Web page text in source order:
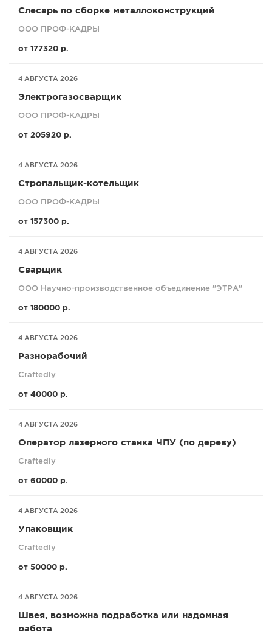
Слесарь по сборке металлоконструкций
ООО ПРОФ-КАДРЫ
от 177320 р.
4 АВГУСТА 2026
Электрогазосварщик
ООО ПРОФ-КАДРЫ
от 205920 р.
4 АВГУСТА 2026
Стропальщик-котельщик
ООО ПРОФ-КАДРЫ
от 157300 р.
4 АВГУСТА 2026
Сварщик
ООО Научно-производственное объединение "ЭТРА"
от 180000 р.
4 АВГУСТА 2026
Разнорабочий
Craftedly
от 40000 р.
4 АВГУСТА 2026
Оператор лазерного станка ЧПУ (по дереву)
Craftedly
от 60000 р.
4 АВГУСТА 2026
Упаковщик
Craftedly
от 50000 р.
4 АВГУСТА 2026
Швея, возможна подработка или надомная
работа